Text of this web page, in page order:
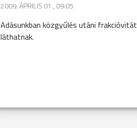
2009. ÁPRILIS 01., 09:05
Adásunkban közgyűlés utáni frakcióvitát
láthatnak.